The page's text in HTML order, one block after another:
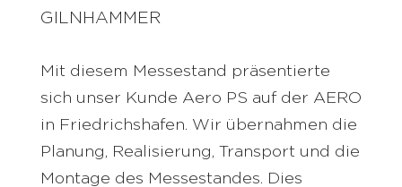
GILNHAMMER
Mit diesem Messestand präsentierte
sich unser Kunde Aero PS auf der AERO
in Friedrichshafen. Wir übernahmen die
Planung, Realisierung, Transport und die
Montage des Messestandes. Dies